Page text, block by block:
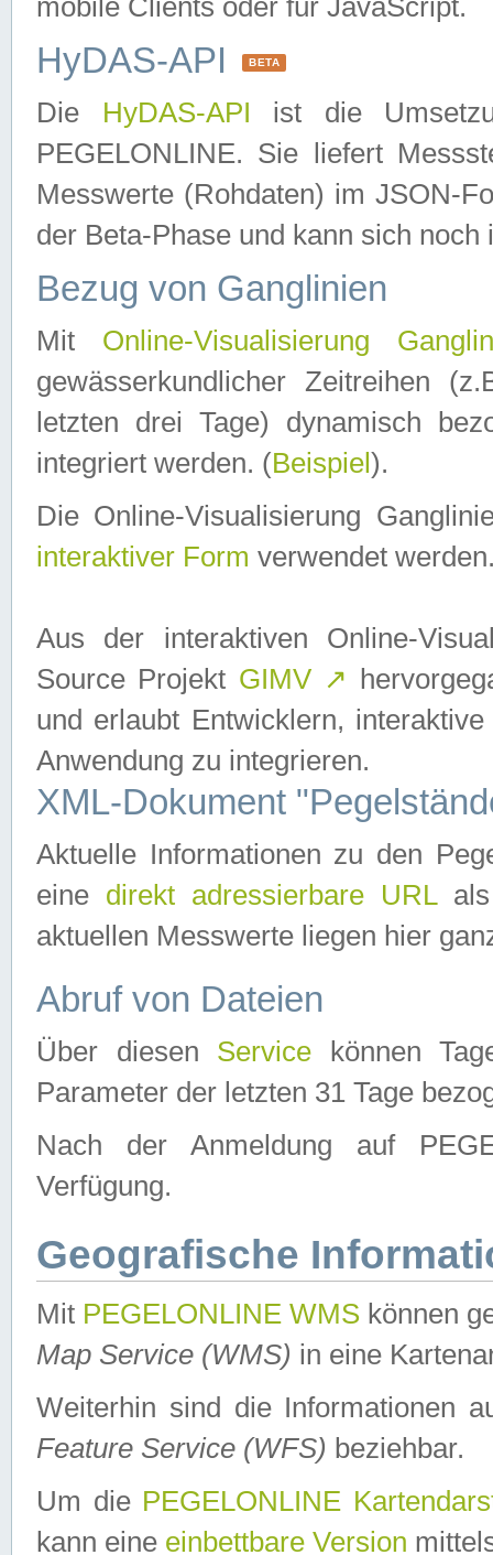
mobile Clients oder für JavaScript.
HyDAS-API BETA
Die HyDAS-API ist die
PEGELONLINE. Sie liefert
Messwerte (Rohdaten) im JSON-
der Beta-Phase und kann sich noch
Bezug von Ganglinien
Mit Online-Visualisierung
gewässerkundlicher Zeitreihen
letzten drei Tage) dynamisch
integriert werden. (Beispiel ).
Die Online-Visualisierung
interaktiver Form verwendet
Aus der interaktiven Online-
Source Projekt GIMV ↗
und erlaubt Entwicklern,
Anwendung zu integrieren.
XML-Dokument
Aktuelle Informationen zu den
eine direkt adressierbare URLals
aktuellen Messwerte liegen hier
Abruf von Dateien
Über diesen Service können
Parameter der letzten 31 Tage
Nach der Anmeldung auf
Verfügung.
Geografische
Mit PEGELONLINE WMS können
Map Service (WMS) in eine
Weiterhin sind die Informationen
Feature Service (WFS) beziehbar.
Um die PEGELONLINE
kann eine einbettbare Version